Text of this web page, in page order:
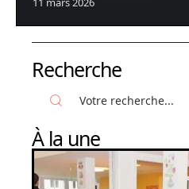
Recherche
À la une